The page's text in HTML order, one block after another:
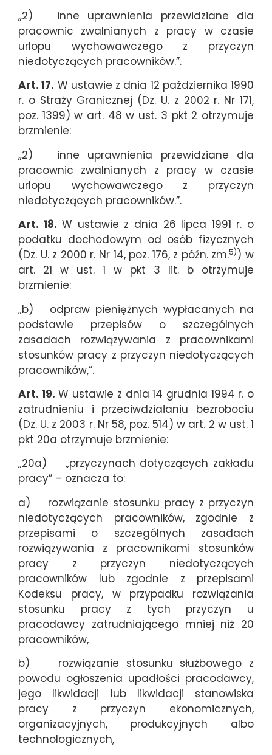
„2) inne uprawnienia przewidziane dla
pracownic zwalnianych z pracy w czasie
urlopu wychowawczego z przyczyn
niedotyczących pracowników.”.
Art. 17. W ustawie z dnia 12 października 1990
r. o Straży Granicznej (Dz. U. z 2002 r. Nr 171,
poz. 1399) w art. 48 w ust. 3 pkt 2 otrzymuje
brzmienie:
„2) inne uprawnienia przewidziane dla
pracownic zwalnianych z pracy w czasie
urlopu wychowawczego z przyczyn
niedotyczących pracowników.”.
Art. 18. W ustawie z dnia 26 lipca 1991 r. o
podatku dochodowym od osób fizycznych
(Dz. U. z 2000 r. Nr 14, poz. 176, z późn. zm.5)) w
art. 21 w ust. 1 w pkt 3 lit. b otrzymuje
brzmienie:
„b) odpraw pieniężnych wypłacanych na
podstawie przepisów o szczególnych
zasadach rozwiązywania z pracownikami
stosunków pracy z przyczyn niedotyczących
pracowników,”.
Art. 19. W ustawie z dnia 14 grudnia 1994 r. o
zatrudnieniu i przeciwdziałaniu bezrobociu
(Dz. U. z 2003 r. Nr 58, poz. 514) w art. 2 w ust. 1
pkt 20a otrzymuje brzmienie:
„20a) „przyczynach dotyczących zakładu
pracy” – oznacza to:
a) rozwiązanie stosunku pracy z przyczyn
niedotyczących pracowników, zgodnie z
przepisami o szczególnych zasadach
rozwiązywania z pracownikami stosunków
pracy z przyczyn niedotyczących
pracowników lub zgodnie z przepisami
Kodeksu pracy, w przypadku rozwiązania
stosunku pracy z tych przyczyn u
pracodawcy zatrudniającego mniej niż 20
pracowników,
b) rozwiązanie stosunku służbowego z
powodu ogłoszenia upadłości pracodawcy,
jego likwidacji lub likwidacji stanowiska
pracy z przyczyn ekonomicznych,
organizacyjnych, produkcyjnych albo
technologicznych,